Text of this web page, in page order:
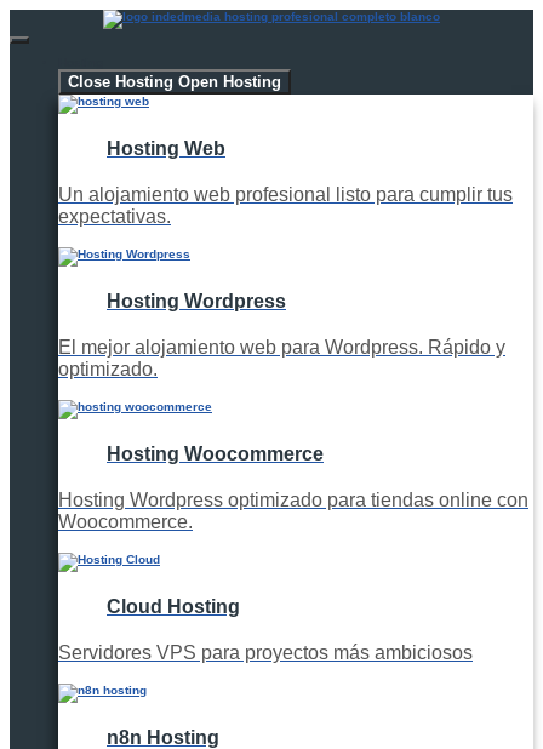
Close Hosting Open Hosting
Hosting Web
Un alojamiento web profesional listo para cumplir tus
expectativas.
Hosting Wordpress
El mejor alojamiento web para Wordpress. Rápido y
optimizado.
Hosting Woocommerce
Hosting Wordpress optimizado para tiendas online con
Woocommerce.
Cloud Hosting
Servidores VPS para proyectos más ambiciosos
n8n Hosting